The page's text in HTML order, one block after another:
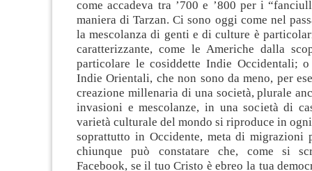
come accadeva tra ’700 e ’800 per i
maniera di Tarzan. Ci sono oggi come nel
la mescolanza di genti e di culture è
caratterizzante, come le Americhe dalla
particolare le cosiddette Indie Occidentali;
Indie Orientali, che non sono da meno, per
creazione millenaria di una società, plurale
invasioni e mescolanze, in una società di
varietà culturale del mondo si riproduce in
soprattutto in Occidente, meta di migrazioni
chiunque può constatare che, come si
Facebook, se il tuo Cristo è ebreo la tua